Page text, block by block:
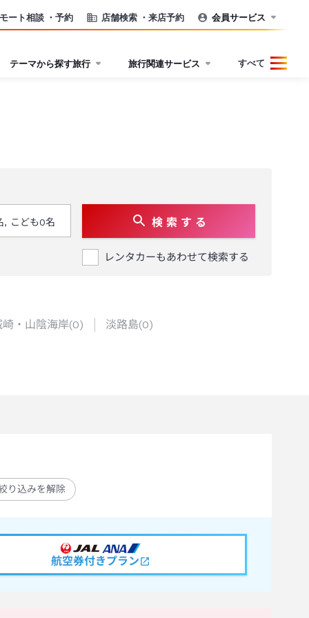
ート相談 ・予約 店舗検索 ・来店予約 会員サービス
テーマから探す旅行 旅行関連サービス すべて
検 索 す る
レンタカーもあわせて検索する
崎・山陰海岸(0) 淡路島(0)
り込みを解除
航空券付きプラン